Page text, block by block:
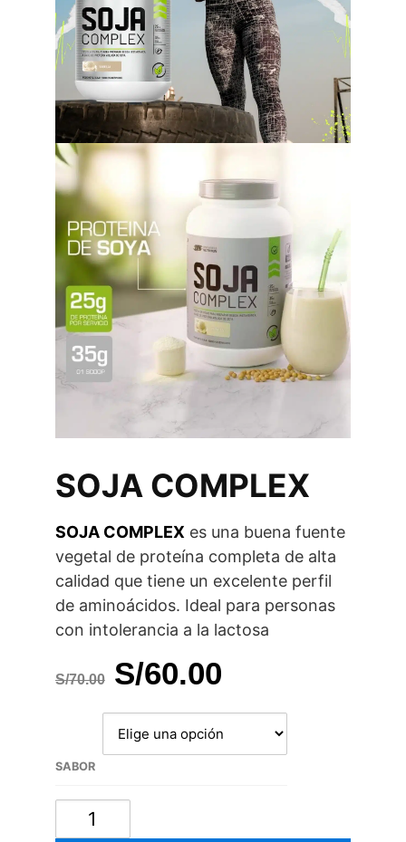
SOJA COMPLEX
SOJA COMPLEXes una buena fuente
vegetal de proteína completa de alta
calidad que tiene un excelente perfil
de aminoácidos. Ideal para personas
con intolerancia a la lactosa
S/70.00
El
precio
original
S/70.00.
S/60.00El
precio
actual
SABOR
SOJA
COMPLEX